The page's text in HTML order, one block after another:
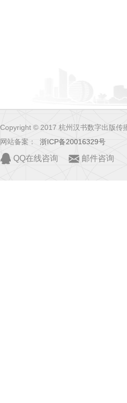
Copyright © 2017 杭州汉书数字出版传
网站备案：
浙ICP备20016329号
QQ在线咨询 邮件咨询